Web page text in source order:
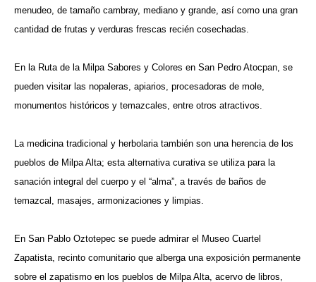
menudeo, de tamaño cambray, mediano y grande, así como una gran
cantidad de frutas y verduras frescas recién cosechadas.
En la Ruta de la Milpa Sabores y Colores en San Pedro Atocpan, se
pueden visitar las nopaleras, apiarios, procesadoras de mole,
monumentos históricos y temazcales, entre otros atractivos.
La medicina tradicional y herbolaria también son una herencia de los
pueblos de Milpa Alta; esta alternativa curativa se utiliza para la
sanación integral del cuerpo y el “alma”, a través de baños de
temazcal, masajes, armonizaciones y limpias.
En San Pablo Oztotepec se puede admirar el Museo Cuartel
Zapatista, recinto comunitario que alberga una exposición permanente
sobre el zapatismo en los pueblos de Milpa Alta, acervo de libros,